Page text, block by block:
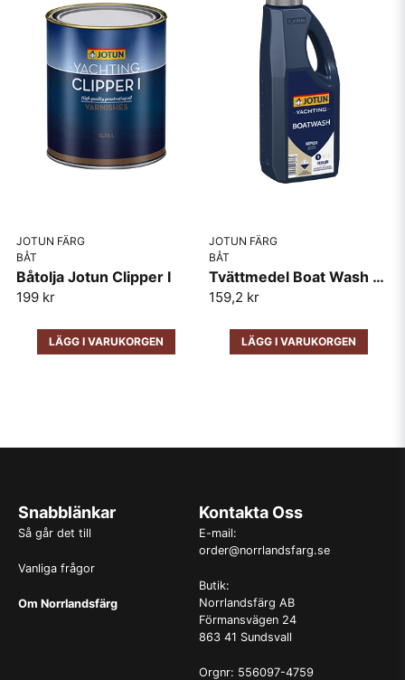
JOTUN FÄRG
BÅT
Båtolja Jotun Clipper I
199 kr
LÄGG I VARUKORGEN
JOTUN FÄRG
BÅT
Tvättmedel Boat Wash Jotun 1lit
159,2 kr
LÄGG I VARUKORGEN
Snabblänkar
Så går det till
Vanliga frågor
Om Norrlandsfärg
Kontakta Oss
E-mail:
order@norrlandsfarg.se
Butik:
Norrlandsfärg AB
Förmansvägen 24
863 41 Sundsvall
Orgnr: 556097-4759